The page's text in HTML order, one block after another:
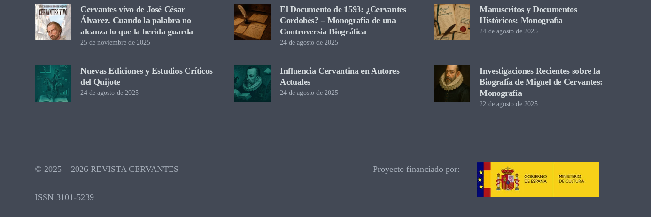
Cervantes vivo de José César
Álvarez. Cuando la palabra no
alcanza lo que la herida guarda
25 de noviembre de 2025
El Documento de 1593: ¿Cervantes
Cordobés? – Monografía de una
Controversia Biográfica
24 de agosto de 2025
Manuscritos y Documentos
Históricos: Monografía
24 de agosto de 2025
Nuevas Ediciones y Estudios Críticos
del Quijote
24 de agosto de 2025
Influencia Cervantina en Autores
Actuales
24 de agosto de 2025
Investigaciones Recientes sobre la
Biografía de Miguel de Cervantes:
Monografía
22 de agosto de 2025
© 2025 – 2026 REVISTA CERVANTES
ISSN 3101-5239
Proyecto financiado por: